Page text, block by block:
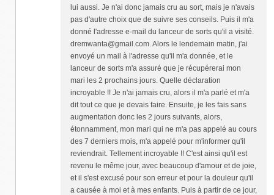
lui aussi. Je n'ai donc jamais cru au sort, mais je n'avais
pas d'autre choix que de suivre ses conseils. Puis il m'a
donné l'adresse e-mail du lanceur de sorts qu'il a visité.
dremwanta@gmail.com. Alors le lendemain matin, j'ai
envoyé un mail à l'adresse qu'il m'a donnée, et le
lanceur de sorts m'a assuré que je récupérerai mon
mari les 2 prochains jours. Quelle déclaration
incroyable !! Je n'ai jamais cru, alors il m'a parlé et m'a
dit tout ce que je devais faire. Ensuite, je les fais sans
augmentation donc les 2 jours suivants, alors,
étonnamment, mon mari qui ne m'a pas appelé au cours
des 7 derniers mois, m'a appelé pour m'informer qu'il
reviendrait. Tellement incroyable !! C'est ainsi qu'il est
revenu le même jour, avec beaucoup d'amour et de joie,
et il s'est excusé pour son erreur et pour la douleur qu'il
a causée à moi et à mes enfants. Puis à partir de ce jour,